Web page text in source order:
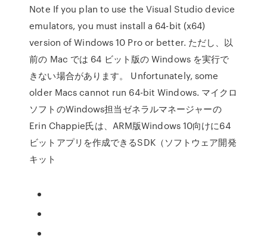
Note If you plan to use the Visual Studio device
emulators, you must install a 64-bit (x64)
version of Windows 10 Pro or better. ただし、以
前の Mac では 64 ビット版の Windows を実行で
きない場合があります。 Unfortunately, some
older Macs cannot run 64-bit Windows. マイクロ
ソフトのWindows担当ゼネラルマネージャーの
Erin Chappie氏は、ARM版Windows 10向けに64
ビットアプリを作成できるSDK（ソフトウェア開発
キット